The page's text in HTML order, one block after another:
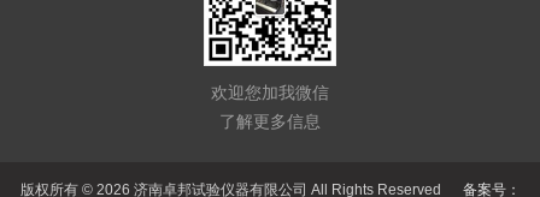
欢迎您加我微信
了解更多信息
版权所有 © 2026 济南卓邦试验仪器有限公司 All Rights Reserved 备案号：